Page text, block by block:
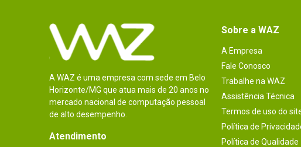
A WAZ é uma empresa com sede em Belo
Horizonte/MG que atua mais de 20 anos no
mercado nacional de computação pessoal
de alto desempenho.
Atendimento
Sobre a WAZ
A Empresa
Fale Conosco
Trabalhe na WAZ
Assistência Técnica
Termos de uso do
Política de
Política de Qualidade